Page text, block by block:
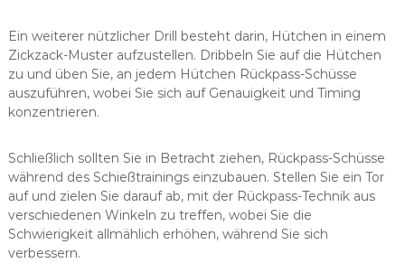
Ein weiterer nützlicher Drill besteht darin, Hütchen in einem
Zickzack-Muster aufzustellen. Dribbeln Sie auf die Hütchen
zu und üben Sie, an jedem Hütchen Rückpass-Schüsse
auszuführen, wobei Sie sich auf Genauigkeit und Timing
konzentrieren.
Schließlich sollten Sie in Betracht ziehen, Rückpass-Schüsse
während des Schießtrainings einzubauen. Stellen Sie ein Tor
auf und zielen Sie darauf ab, mit der Rückpass-Technik aus
verschiedenen Winkeln zu treffen, wobei Sie die
Schwierigkeit allmählich erhöhen, während Sie sich
verbessern.